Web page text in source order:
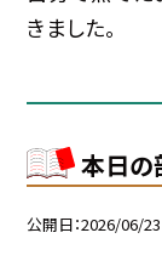
きました。
本日
公開日 2026/06/23